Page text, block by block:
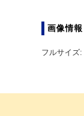
画像情報
フルサイズ: